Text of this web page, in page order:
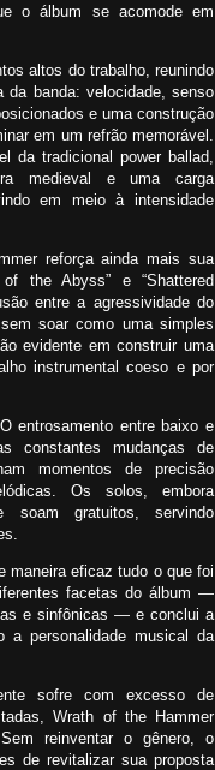
o álbum se acomode em
altos do trabalho, reunindo
da banda: velocidade, senso
e uma construção
em um refrão memorável.
da tradicional power ballad,
medieval e uma carga
em meio à intensidade
reforça ainda mais sua
the Abyss” e “Shattered
entre a agressividade do
soar como uma simples
evidente em construir uma
instrumental coeso e por
entrosamento entre baixo e
constantes mudanças de
momentos de precisão
Os solos, embora
soam gratuitos, servindo
maneira eficaz tudo o que foi
facetas do álbum —
e sinfônicas — e conclui a
a personalidade musical da
sofre com excesso de
Wrath of the Hammer
reinventar o gênero, o
de revitalizar sua proposta